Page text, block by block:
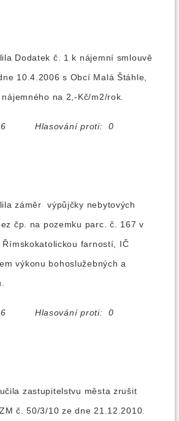
Dodatek č. 1 k nájemní smlouvě
10.4.2006 s Obcí Malá Štáhle,
na 2,-Kč/m2/rok.
6 Hlasování proti: 0
záměr výpůjčky nebytových
čp. na pozemku parc. č. 167 v
farností, IČ
výkonu bohoslužebných a
6 Hlasování proti: 0
zastupitelstvu města zrušit
č. 50/3/10 ze dne 21.12.2010.